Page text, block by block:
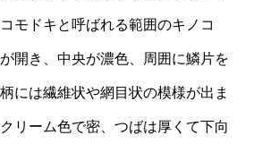
モドキと呼ばれる範囲のキノコ
開き、中央が濃色、周囲に鱗片を
には繊維状や網目状の模様が出ま
リーム色で密、つばは厚くて下向